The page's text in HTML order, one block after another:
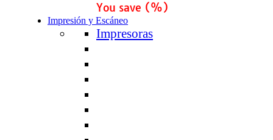
You save (%)
Impresión y Escáneo
Impresoras